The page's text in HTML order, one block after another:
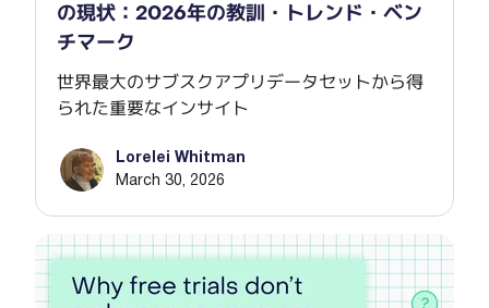
の現状：2026年の教訓・トレンド・ベン
チマーク
世界最大のサブスクアプリデータセットから得
られた重要なインサイト
Lorelei Whitman
March 30, 2026